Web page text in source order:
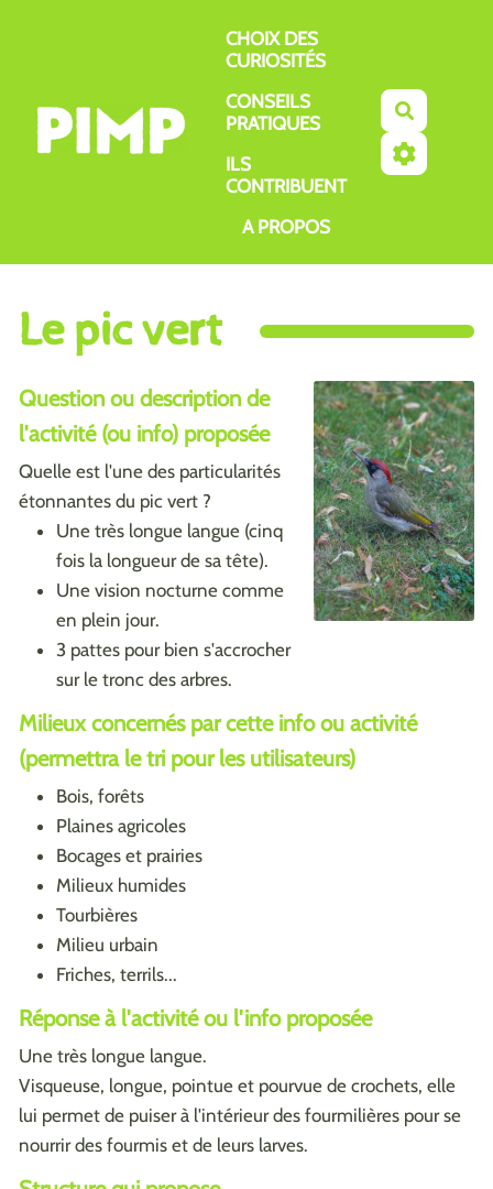
CHOIX DES
CURIOSITÉS
CONSEILS
PRATIQUES
ILS
CONTRIBUENT
A PROPOS
Le pic vert
Question ou description de
l'activité (ou info) proposée
Quelle est l'une des particularités
étonnantes du pic vert ?
Une très longue langue (cinq
fois la longueur de sa tête).
Une vision nocturne comme
en plein jour.
3 pattes pour bien s'accrocher
sur le tronc des arbres.
Milieux concernés par cette info ou activité
(permettra le tri pour les utilisateurs)
Bois, forêts
Plaines agricoles
Bocages et prairies
Milieux humides
Tourbières
Milieu urbain
Friches, terrils...
Réponse à l'activité ou l'info proposée
Une très longue langue.
Visqueuse, longue, pointue et pourvue de crochets, elle
lui permet de puiser à l'intérieur des fourmilières pour se
nourrir des fourmis et de leurs larves.